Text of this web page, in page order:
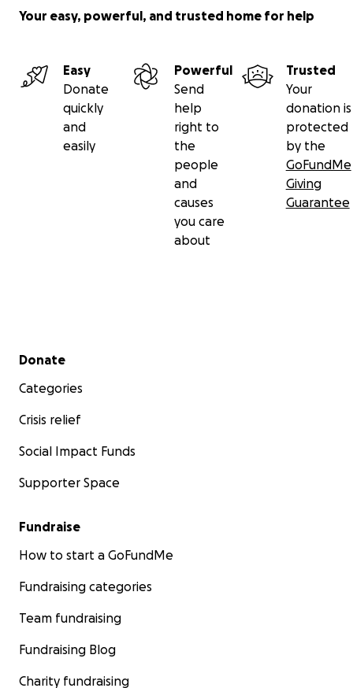
Únete a su lucha:
alivia su carga. Cada peso es un paso más hacia los
milagros que la doctora Paulina prometió.
“A veces, la luz más brillante nace en la noche más
Your easy, powerful, and trusted home for help
Easy
Donate
quickly
and
easily
Powerful
Send
help
right to
the
people
and
causes
you care
about
Trusted
Your
donation is
protected
by the
GoFundMe
Giving
Guarantee
Secondary menu
Donate
Categories
Crisis relief
Social Impact Funds
Supporter Space
Fundraise
How to start a GoFundMe
Fundraising categories
Team fundraising
Fundraising Blog
Charity fundraising